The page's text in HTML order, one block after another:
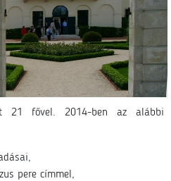
21 fővel. 2014-ben az alábbi
pere címmel,